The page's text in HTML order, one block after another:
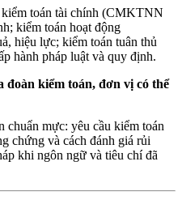
toán tài chính (CMKTNN
kiểm toán hoạt động
hiệu lực; kiểm toán tuân thủ
hành pháp luật và quy định.
đoàn kiểm toán, đơn vị có thể
mực: yêu cầu kiểm toán
chứng và cách đánh giá rủi
khi ngôn ngữ và tiêu chí đã